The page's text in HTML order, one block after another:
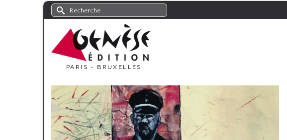
Rechercher :
PARIS - BRUXELLES